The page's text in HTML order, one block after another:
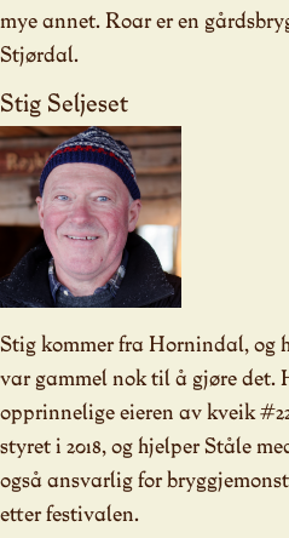
mye annet. Roar er en
Stjørdal.
Stig Seljeset
Stig kommer fra Hornindal, og
var gammel nok til å gjøre det.
opprinnelige eieren av kveik
styret i 2018, og hjelper Ståle
også ansvarlig for
etter festivalen.